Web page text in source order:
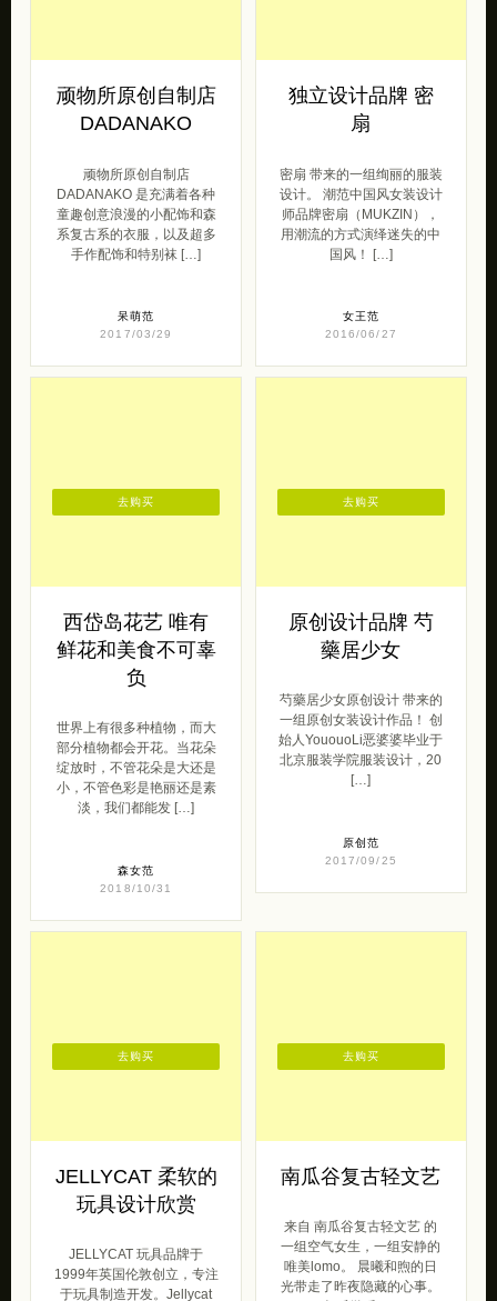
顽物所原创自制店
DADANAKO
顽物所原创自制店
DADANAKO 是充满着各种
童趣创意浪漫的小配饰和森
系复古系的衣服，以及超多
手作配饰和特别袜 […]
呆萌范
2017/03/29
独立设计品牌 密
扇
密扇 带来的一组绚丽的服装
设计。 潮范中国风女装设计
师品牌密扇（MUKZIN），
用潮流的方式演绎迷失的中
国风！ […]
女王范
2016/06/27
西岱岛花艺 唯有
鲜花和美食不可辜
负
世界上有很多种植物，而大
部分植物都会开花。当花朵
绽放时，不管花朵是大还是
小，不管色彩是艳丽还是素
淡，我们都能发 […]
森女范
2018/10/31
去购买
原创设计品牌 芍
藥居少女
芍藥居少女原创设计 带来的
一组原创女装设计作品！ 创
始人YououoLi恶婆婆毕业于
北京服装学院服装设计，20
[…]
原创范
2017/09/25
去购买
JELLYCAT 柔软的
玩具设计欣赏
JELLYCAT 玩具品牌于
1999年英国伦敦创立，专注
于玩具制造开发。Jellycat
去购买
南瓜谷复古轻文艺
来自 南瓜谷复古轻文艺 的
一组空气女生，一组安静的
唯美lomo。 晨曦和煦的日
光带走了昨夜隐藏的心事。
去购买